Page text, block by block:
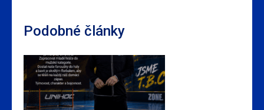
Podobné články